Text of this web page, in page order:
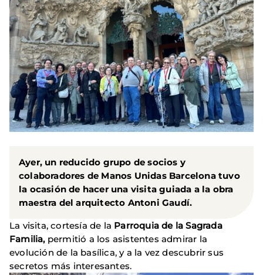
Ayer, un reducido grupo de socios y
colaboradores de Manos Unidas Barcelona tuvo
la ocasión de hacer una visita guiada a la obra
maestra del arquitecto Antoni Gaudí.
La visita, cortesía de la Parroquia de la Sagrada
Familia,permitió a los asistentes admirar la
evolución de la basílica, y a la vez descubrir sus
secretos más interesantes.